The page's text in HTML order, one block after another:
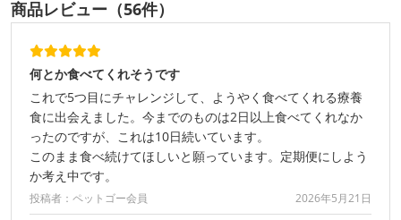
商品レビュー（56件）
何とか食べてくれそうです
これで5つ目にチャレンジして、ようやく食べてくれる療養
食に出会えました。今までのものは2日以上食べてくれなか
ったのですが、これは10日続いています。
このまま食べ続けてほしいと願っています。定期便にしよう
か考え中です。
投稿者：ペットゴー会員 2026年5月21日